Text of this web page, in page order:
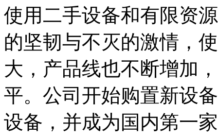
使用二手设备和有限资
的坚韧与不灭的激情，
大，产品线也不断增加
平。公司开始购置新设
设备，并成为国内第一